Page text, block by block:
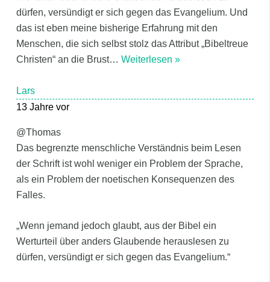
dürfen, versündigt er sich gegen das Evangelium. Und
das ist eben meine bisherige Erfahrung mit den
Menschen, die sich selbst stolz das Attribut „Bibeltreue
Christen“ an die Brust… Weiterlesen »
Lars
13 Jahre vor
@Thomas
Das begrenzte menschliche Verständnis beim Lesen
der Schrift ist wohl weniger ein Problem der Sprache,
als ein Problem der noetischen Konsequenzen des
Falles.
„Wenn jemand jedoch glaubt, aus der Bibel ein
Werturteil über anders Glaubende herauslesen zu
dürfen, versündigt er sich gegen das Evangelium.“